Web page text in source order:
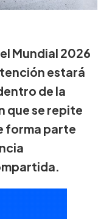
Mundial 2026
estará
de la
que se repite
forma parte